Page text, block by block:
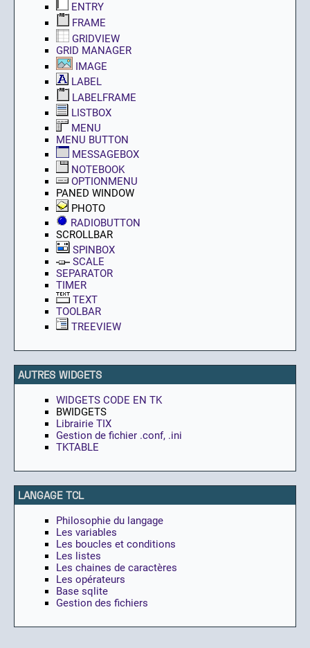
ENTRY
FRAME
GRIDVIEW
GRID MANAGER
IMAGE
LABEL
LABELFRAME
LISTBOX
MENU
MENU BUTTON
MESSAGEBOX
NOTEBOOK
OPTIONMENU
PANED WINDOW
PHOTO
RADIOBUTTON
SCROLLBAR
SPINBOX
SCALE
SEPARATOR
TIMER
TEXT
TOOLBAR
TREEVIEW
AUTRES WIDGETS
WIDGETS CODE EN TK
BWIDGETS
Librairie TIX
Gestion de fichier .conf, .ini
TKTABLE
LANGAGE TCL
Philosophie du langage
Les variables
Les boucles et conditions
Les listes
Les chaines de caractères
Les opérateurs
Base sqlite
Gestion des fichiers